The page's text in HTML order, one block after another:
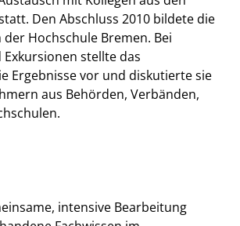
Den Abschluss 2010 bildete die
der Hochschule Bremen. Bei
stellte das
Ergebnisse vor und diskutierte sie
aus Behörden, Verbänden,
intensive Bearbeitung